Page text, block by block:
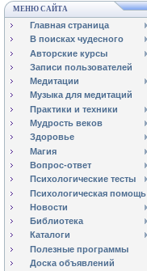
МЕНЮ САЙТА
Главная страница
В поисках чудесного
Авторские курсы
Записи пользователей
Медитации
Музыка для медитаций
Практики и техники
Мудрость веков
Здоровье
Магия
Вопрос-ответ
Психологические тесты
Психологическая помощь
Новости
Библиотека
Каталоги
Полезные программы
Доска объявлений